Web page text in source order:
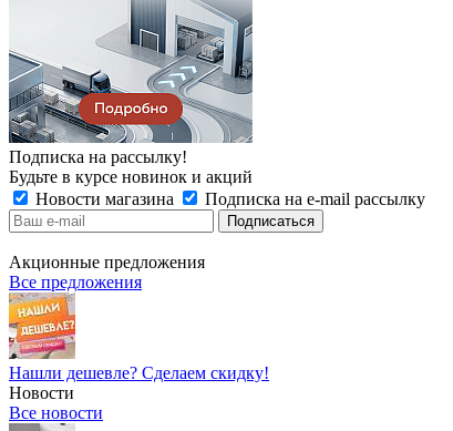
Подписка на рассылку!
Будьте в курсе новинок и акций
Новости магазина
Подписка на e-mail рассылку
Акционные предложения
Все предложения
Нашли дешевле? Сделаем скидку!
Новости
Все новости